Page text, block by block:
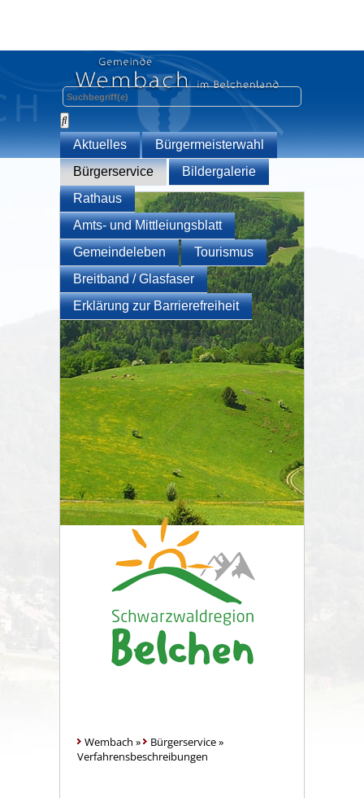
Aktuelles
Bürgermeisterwahl
Bürgerservice
Bildergalerie
Rathaus
Amts- und Mittleiungsblatt
Gemeindeleben
Tourismus
Breitband / Glasfaser
Erklärung zur Barrierefreiheit
Wembach » Bürgerservice»
Verfahrensbeschreibungen